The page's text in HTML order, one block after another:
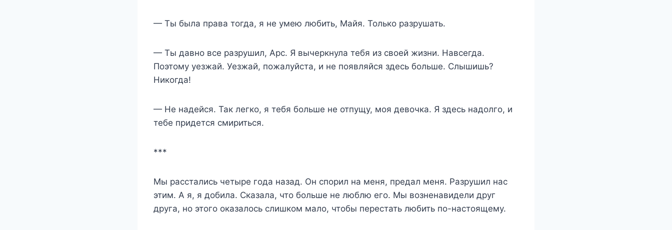
— Ты была права тогда, я не умею любить, Майя. Только разрушать.
— Ты давно все разрушил, Арс. Я вычеркнула тебя из своей жизни. Навсегда.
Поэтому уезжай. Уезжай, пожалуйста, и не появляйся здесь больше. Слышишь?
Никогда!
— Не надейся. Так легко, я тебя больше не отпущу, моя девочка. Я здесь надолго, и
тебе придется смириться.
***
Мы расстались четыре года назад. Он спорил на меня, предал меня. Разрушил нас
этим. А я, я добила. Сказала, что больше не люблю его. Мы возненавидели друг
друга, но этого оказалось слишком мало, чтобы перестать любить по-настоящему.